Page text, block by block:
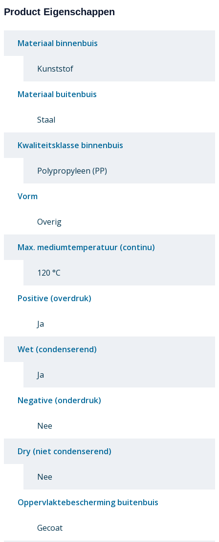
Product Eigenschappen
Materiaal binnenbuis
Kunststof
Materiaal buitenbuis
Staal
Kwaliteitsklasse binnenbuis
Polypropyleen (PP)
Vorm
Overig
Max. mediumtemperatuur (continu)
120 °C
Positive (overdruk)
Ja
Wet (condenserend)
Ja
Negative (onderdruk)
Nee
Dry (niet condenserend)
Nee
Oppervlaktebescherming buitenbuis
Gecoat